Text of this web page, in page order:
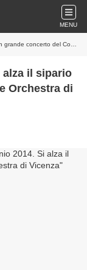
MENU
Coro e Orchestra di Vicenza
alza il sipario
Orchestra di